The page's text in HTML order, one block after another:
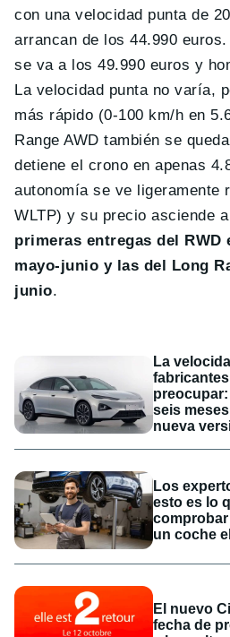
con una velocidad punta de
arrancan de los 44.990
se va a los 49.990 euros y
La velocidad punta no varía,
más rápido (0-100 km/h en
Range AWD también se
detiene el crono en apenas
autonomía se ve ligeramente
WLTP) y su precio asciende
primeras entregas del RWD
mayo-junio y las del Long
junio.
La
seis
nueva
Los
esto es lo
un coche
El nuevo
fecha de